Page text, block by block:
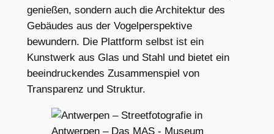
genießen, sondern auch die Architektur des
Gebäudes aus der Vogelperspektive
bewundern. Die Plattform selbst ist ein
Kunstwerk aus Glas und Stahl und bietet ein
beeindruckendes Zusammenspiel von
Transparenz und Struktur.